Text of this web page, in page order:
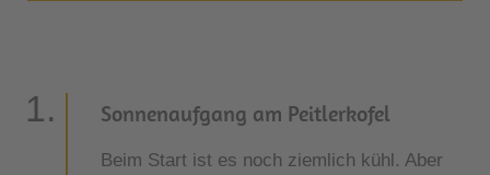
Sonnenaufgang am Peitlerkofel
Beim Start ist es noch ziemlich kühl. Aber